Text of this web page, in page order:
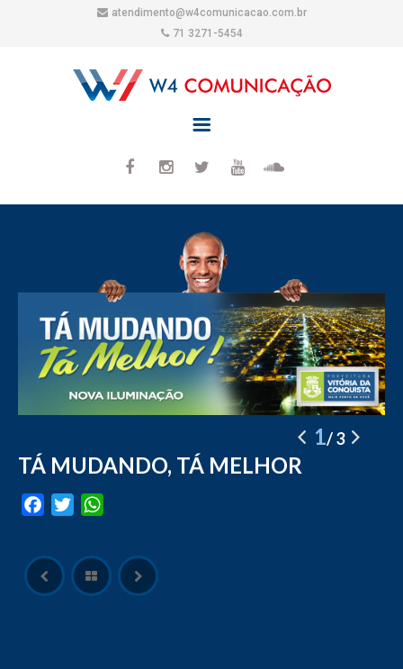
atendimento@w4comunicacao.com.br
71 3271-5454
1 3
TÁ MUDANDO, TÁ MELHOR
Facebook
Twitter